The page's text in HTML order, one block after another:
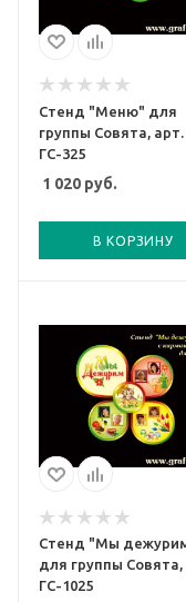
Стенд "Меню" для
группы Совята, арт.
ГС-325
1 020 руб.
В КОРЗИНУ
Стенд "Мы
для группы Совята,
ГС-1025